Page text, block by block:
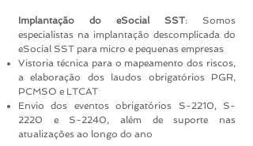
Implantação do eSocial SST: Somos
especialistas na implantação descomplicada do
eSocial SST para micro e pequenas empresas
Vistoria técnica para o mapeamento dos riscos,
a elaboração dos laudos obrigatórios PGR,
PCMSO e LTCAT
Envio dos eventos obrigatórios S-2210, S-
2220 e S-2240, além de suporte nas
atualizações ao longo do ano